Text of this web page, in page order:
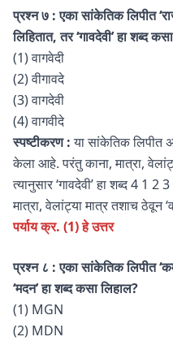
प्रश्न७ :एका सांकेतिक लिपीत
लिहितात, तर ‘गावदेवी’ हा शब्द
(1) वागवेदी
(2) वीगावदे
(3) वागदेवी
(4) वागवीदे
स्पष्टीकरण :या सांकेतिक लिपीत
केला आहे. परंतु काना, मात्रा,
त्यानुसार ‘गावदेवी’ हा शब्द 4 1
मात्रा, वेलांट्या मात्र तशाच ठेवून
पर्याय क्र. (1) हे उत्तर
प्रश्न ८ : एका सांकेतिक लिपीत
‘मदन’ हा शब्द कसा लिहाल?
(1) MGN
(2) MDN